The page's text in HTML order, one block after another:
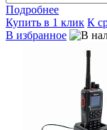
Подробнее
Купить в 1 клик К
В избранное